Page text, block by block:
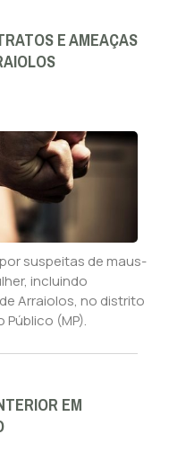
E AMEAÇAS
suspeitas de maus-
incluindo
Arraiolos, no distrito
(MP).
EM